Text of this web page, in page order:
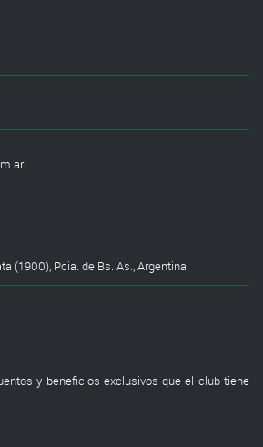
(1900), Pcia. de Bs. As., Argentina
y beneficios exclusivos que el club tiene